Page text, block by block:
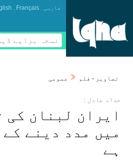
فارسی .
Français
.
نسخہ برایے
تصاوير - فلم عمومی
حداد عادل :
ايران لبنان كی
میں مدد دينے كے
ہے